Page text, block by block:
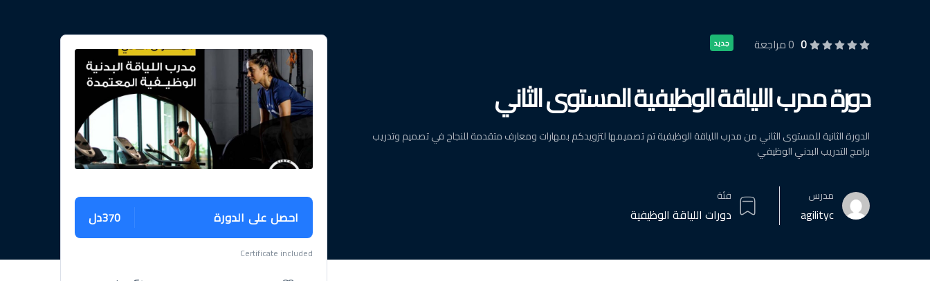
0 0 مراجعة جديد
دورة مدرب اللياقة الوظيفية المستوى الثاني
الدورة الثانية للمستوى الثاني من مدرب اللياقة الوظيفية تم تصميمها لتزويدكم بمهارات ومعارف متقدمة للنجاح في تصميم وتدريب
برامج التدريب البدني الوظيفي
مدرس
agilityc
فئة
دورات اللياقة الوظيفية احصل على الدورة 370دل
Certificate included